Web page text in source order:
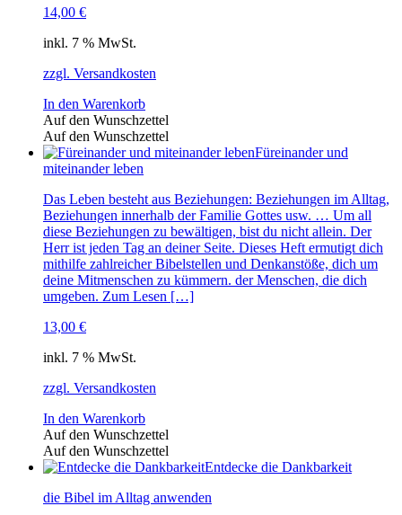
14,00 €
inkl. 7 % MwSt.
zzgl. Versandkosten
In den Warenkorb
Auf den Wunschzettel
Auf den Wunschzettel
Füreinander und
miteinander leben
Das Leben besteht aus Beziehungen: Beziehungen im Alltag,
Beziehungen innerhalb der Familie Gottes usw. … Um all
diese Beziehungen zu bewältigen, bist du nicht allein. Der
Herr ist jeden Tag an deiner Seite. Dieses Heft ermutigt dich
mithilfe zahlreicher Bibelstellen und Denkanstöße, dich um
deine Mitmenschen zu kümmern. der Menschen, die dich
umgeben. Zum Lesen […]
13,00 €
inkl. 7 % MwSt.
zzgl. Versandkosten
In den Warenkorb
Auf den Wunschzettel
Auf den Wunschzettel
Entdecke die Dankbarkeit
die Bibel im Alltag anwenden